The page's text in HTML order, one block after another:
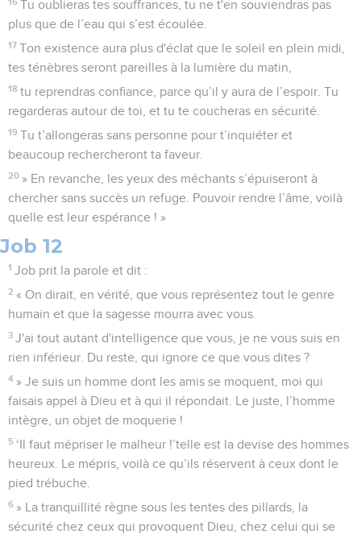
Tu oublieras tes souffrances, tu ne t'en souviendras pas
plus que de l’eau qui s’est écoulée.
17 Ton existence aura plus d'éclat que le soleil en plein midi,
tes ténèbres seront pareilles à la lumière du matin,
18 tu reprendras confiance, parce qu’il y aura de l’espoir. Tu
regarderas autour de toi, et tu te coucheras en sécurité.
19 Tu t’allongeras sans personne pour t’inquiéter et
beaucoup rechercheront ta faveur.
20 » En revanche, les yeux des méchants s’épuiseront à
chercher sans succès un refuge. Pouvoir rendre l’âme, voilà
quelle est leur espérance ! »
Job 12
1 Job prit la parole et dit :
2 « On dirait, en vérité, que vous représentez tout le genre
humain et que la sagesse mourra avec vous.
3 J'ai tout autant d'intelligence que vous, je ne vous suis en
rien inférieur. Du reste, qui ignore ce que vous dites ?
4 » Je suis un homme dont les amis se moquent, moi qui
faisais appel à Dieu et à qui il répondait. Le juste, l’homme
intègre, un objet de moquerie !
5 ‘Il faut mépriser le malheur !’telle est la devise des hommes
heureux. Le mépris, voilà ce qu’ils réservent à ceux dont le
pied trébuche.
6 » La tranquillité règne sous les tentes des pillards, la
sécurité chez ceux qui provoquent Dieu, chez celui qui se